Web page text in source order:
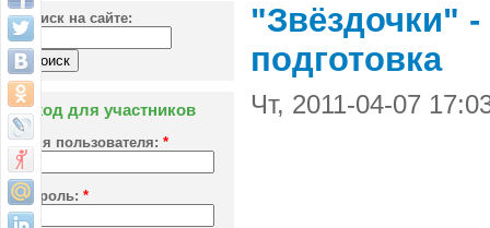
Поиск на сайте:
Вход для участников
Имя пользователя: *
Пароль: *
"Звёздочки"
подготовка
Чт, 2011-04-07